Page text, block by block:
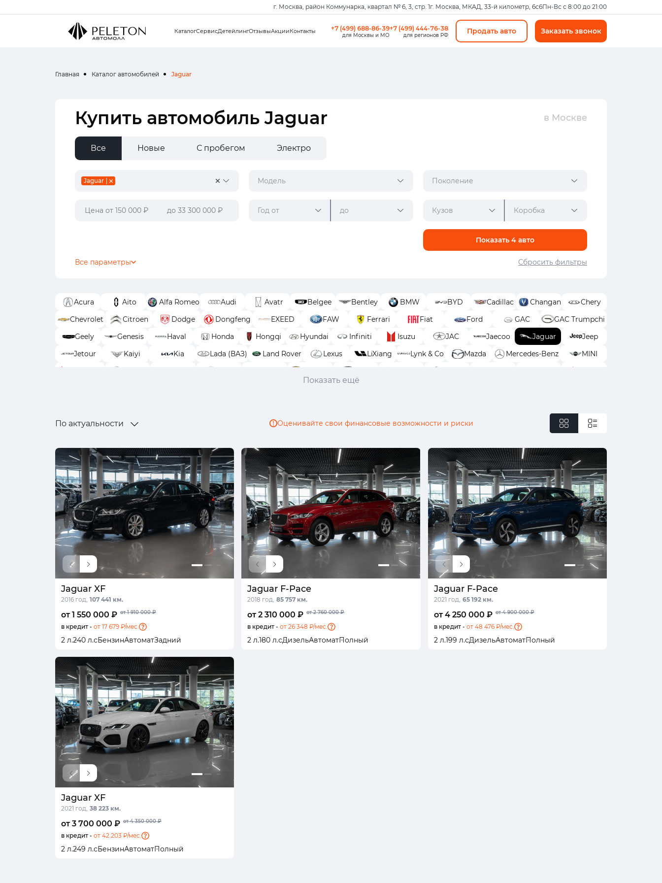
г. Москва, район Коммунарка, квартал № 6, 3, стр. 1г. Москва, МКАД, 33-й километр, 6с6Пн-Вс с 8:00 до 21:00
КаталогСервисДетейлингОтзывыАкцииКонтакты +7 (499) 688-86-39
для Москвы и МО
+7 (499) 444-76-38
для регионов РФ Продать авто Заказать звонок
Главная Каталог автомобилей Jaguar
Купить автомобиль Jaguar в Москве
Все Новые С пробегом Электро
Jaguar Модель Поколение
Год от до Кузов Коробка
Показать 4 авто
Все параметры Сбросить фильтры
Acura Aito Alfa Romeo Audi Avatr Belgee Bentley BMW BYD Cadillac Changan
Chery
Chevrolet
Citroen Dodge Dongfeng EXEED FAW Ferrari Fiat Ford GAC
GAC Trumpchi
Geely
Genesis Haval Honda Hongqi Hyundai Infiniti Isuzu JAC Jaecoo Jaguar
Jeep
Jetour
Kaiyi Kia Lada (ВАЗ) Land Rover Lexus LiXiang Lynk & Co Mazda Mercedes-Benz
MINI
Показать ещё
По актуальности Оценивайте свои финансовые возможности и риски
Jaguar XF
2016 год, 107 441 км.
от 1 550 000 ₽ от 1 910 000 ₽
в кредит - от 17 679 ₽/мес.
2 л.240 л.сБензинАвтоматЗадний
Jaguar F-Pace
2018 год, 85 757 км.
от 2 310 000 ₽ от 2 760 000 ₽
в кредит - от 26 348 ₽/мес.
2 л.180 л.сДизельАвтоматПолный
Jaguar F-Pace
2021 год, 65 192 км.
от 4 250 000 ₽ от 4 900 000 ₽
в кредит - от 48 476 ₽/мес.
2 л.199 л.сДизельАвтоматПолный
Jaguar XF
2021 год, 38 223 км.
от 3 700 000 ₽ от 4 350 000 ₽
в кредит - от 42 203 ₽/мес.
2 л.249 л.сБензинАвтоматПолный